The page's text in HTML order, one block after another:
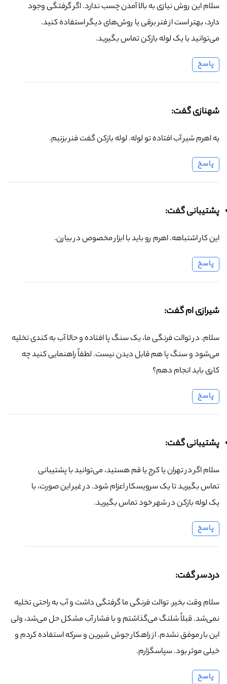
سلام این روش نیازی به بالا آمدن چسب ندارد. اگر گرفتگی وجود
دارد، بهتر است از فنر برقی یا روش‌های دیگر استفاده کنید.
می‌توانید با یک لوله بازکن تماس بگیرید.
پاسخ
شهنازی گفت:
یه اهرم شیر آب افتاده تو لوله. لوله بازکن گفت فنر بزنیم.
پاسخ
پشتیبانی گفت:
این کار اشتباهه. اهرم رو باید با ابزار مخصوص در بیارن.
پاسخ
شیرازی ام گفت:
سلام. در توالت فرنگی ما، یک سنگ پا افتاده و حالا آب به کندی تخلیه
می‌شود و سنگ پا هم قابل دیدن نیست. لطفاً راهنمایی کنید چه
کاری باید انجام دهم؟
پاسخ
پشتیبانی گفت:
سلام اگر در تهران یا کرج یا قم هستید، می‌توانید با پشتیبانی
تماس بگیرید تا یک سرویسکار اعزام شود. در غیر این صورت، با
یک لوله بازکن در شهر خود تماس بگیرید.
پاسخ
دردسر گفت:
سلام وقت بخیر. توالت فرنگی ما گرفتگی داشت و آب به راحتی تخلیه
نمی‌شد. قبلاً شلنگ می‌گذاشتم و با فشار آب مشکل حل می‌شد، ولی
این بار موفق نشدم. از راهکار جوش شیرین و سرکه استفاده کردم و
خیلی موثر بود. سپاسگزارم.
پاسخ